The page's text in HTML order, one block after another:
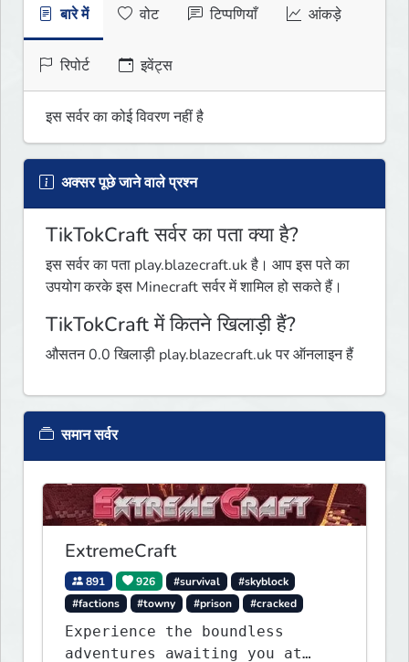
बारे में वोट टिप्पणियाँ आंकड़े
रिपोर्ट इवेंट्स
इस सर्वर का कोई विवरण नहीं है
अक्सर पूछे जाने वाले प्रश्न
TikTokCraft सर्वर का पता क्या है?
इस सर्वर का पता play.blazecraft.uk है। आप इस पते का
उपयोग करके इस Minecraft सर्वर में शामिल हो सकते हैं।
TikTokCraft में कितने खिलाड़ी हैं?
औसतन 0.0 खिलाड़ी play.blazecraft.uk पर ऑनलाइन हैं
समान सर्वर
ExtremeCraft
891 926 #survival
#skyblock
#factions
#towny #prison #cracked
Experience the boundless
adventures awaiting you at